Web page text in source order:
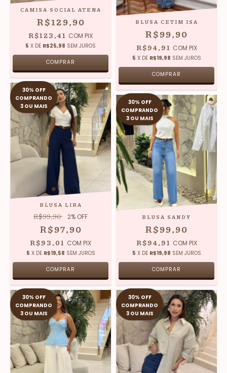
CAMISA SOCIAL ATENA
R$129,90
R$123,41 COM PIX
5 X DE R$25,98 SEM JUROS
COMPRAR
BLUSA CETIM ISA
R$99,90
R$94,91 COM PIX
5 X DE R$19,98 SEM JUROS
COMPRAR
30% OFF
COMPRANDO
3 OU MAIS
BLUSA LIRA
R$99,90 2% OFF
R$97,90
R$93,01 COM PIX
5 X DE R$19,58 SEM JUROS
COMPRAR
30% OFF
COMPRANDO
3 OU MAIS
BLUSA SANDY
R$99,90
R$94,91 COM PIX
5 X DE R$19,98 SEM JUROS
COMPRAR
30% OFF
COMPRANDO
3 OU MAIS
30% OFF
COMPRANDO
3 OU MAIS